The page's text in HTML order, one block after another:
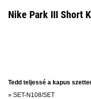
Nike Park III Short
Tedd teljessé a kapus
» SET-N108/SET